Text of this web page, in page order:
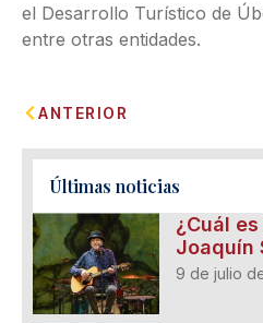
el Desarrollo Turístico de
entre otras entidades.
ANTERIOR
Últimas noticias
¿Cuál
Joaquín
9 de julio